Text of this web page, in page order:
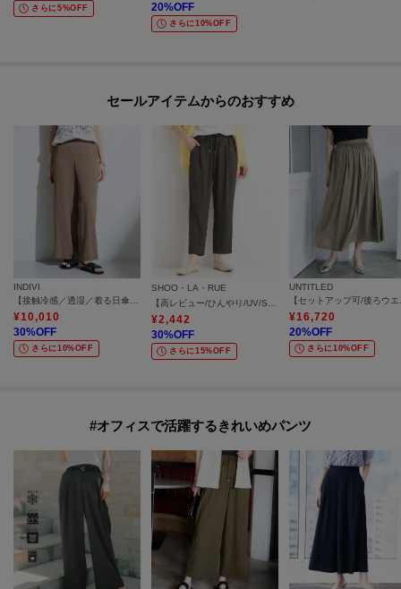
さらに5%OFF
20%OFF
さらに10%OFF
セールアイテムからのおすすめ
INDIVI
¥10,010
30%OFF
さらに10%OFF
SHOO・LA・RUE
¥2,442
30%OFF
さらに15%OFF
UNTITLED
¥16,720
20%OFF
さらに10%OFF
#オフィスで活躍するきれいめパンツ